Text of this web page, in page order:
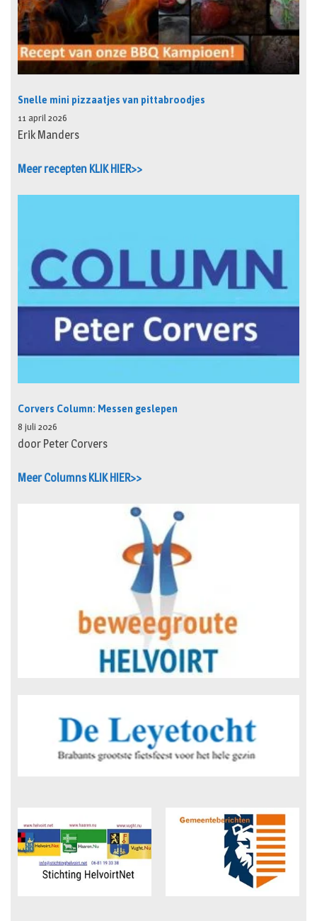
Snelle mini pizzaatjes van pittabroodjes
11 april 2026
Erik Manders
Meer recepten KLIK HIER>>
Corvers Column: Messen geslepen
8 juli 2026
door Peter Corvers
Meer Columns KLIK HIER>>